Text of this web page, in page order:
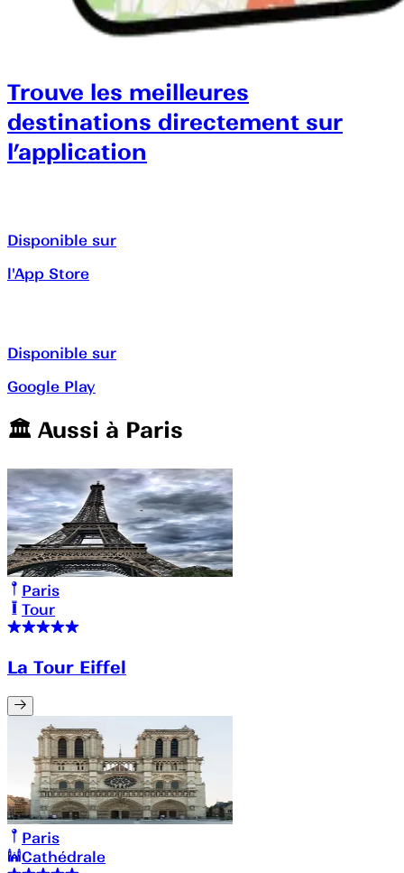
Trouve les meilleures
destinations directement sur
l’application
Disponible sur
l'App Store
Disponible sur
Google Play
🏛️️ Aussi à Paris
Paris
Tour
La Tour Eiffel
Paris
Cathédrale